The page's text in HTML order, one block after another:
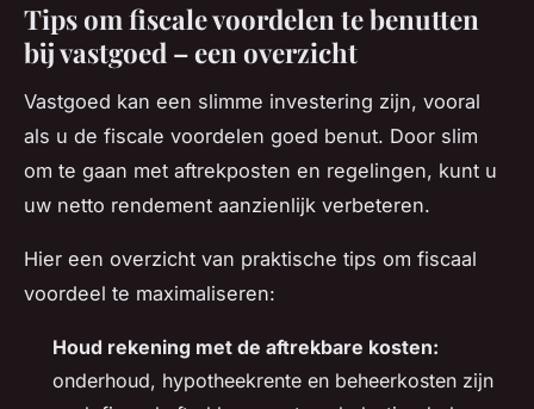
Tips om fiscale voordelen te benutten
bij vastgoed – een overzicht
Vastgoed kan een slimme investering zijn, vooral
als u de fiscale voordelen goed benut. Door slim
om te gaan met aftrekposten en regelingen, kunt u
uw netto rendement aanzienlijk verbeteren.
Hier een overzicht van praktische tips om fiscaal
voordeel te maximaliseren:
Houd rekening met de aftrekbare kosten:
onderhoud, hypotheekrente en beheerkosten zijn